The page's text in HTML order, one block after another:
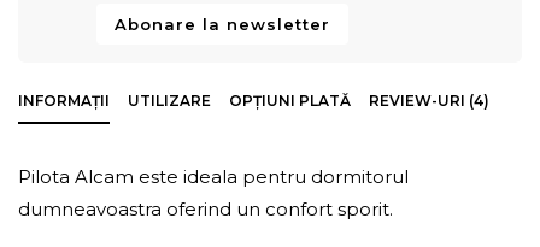
Abonare la newsletter
INFORMAȚII UTILIZARE OPȚIUNI PLATĂ REVIEW-URI (4)
Pilota Alcam este ideala pentru dormitorul
dumneavoastra oferind un confort sporit.